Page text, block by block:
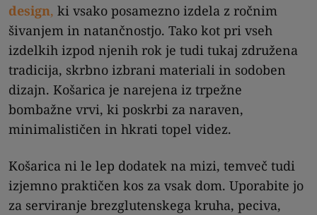
design, ki vsako posamezno izdela z ročnim
šivanjem in natančnostjo. Tako kot pri vseh
izdelkih izpod njenih rok je tudi tukaj združena
tradicija, skrbno izbrani materiali in sodoben
dizajn. Košarica je narejena iz trpežne
bombažne vrvi, ki poskrbi za naraven,
minimalističen in hkrati topel videz.
Košarica ni le lep dodatek na mizi, temveč tudi
izjemno praktičen kos za vsak dom. Uporabite jo
za serviranje brezglutenskega kruha, peciva,